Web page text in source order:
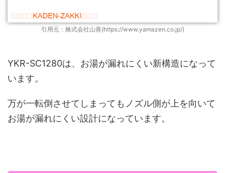
引用元：株式会社山善(https://www.yamazen.co.jp/)
YKR-SC1280は、お湯が漏れにくい新構造になって
います。
万が一転倒させてしまってもノズル側が上を向いて
お湯が漏れにくい設計になっています。